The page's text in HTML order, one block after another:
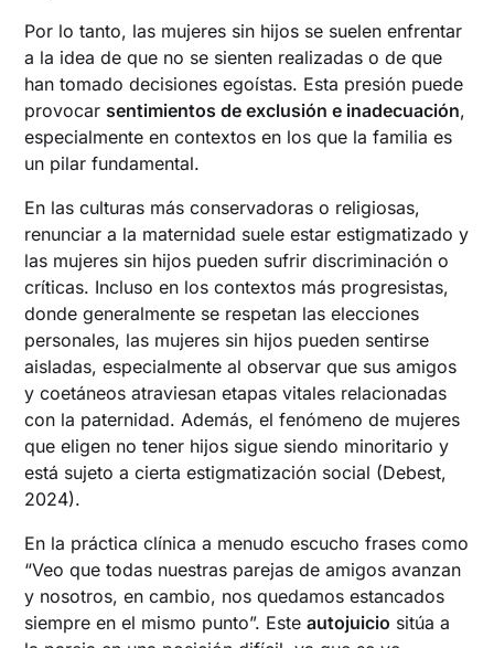
Por lo tanto, las mujeres sin hijos se suelen enfrentar
a la idea de que no se sienten realizadas o de que
han tomado decisiones egoístas. Esta presión puede
provocar sentimientos de exclusión e inadecuación,
especialmente en contextos en los que la familia es
un pilar fundamental.
En las culturas más conservadoras o religiosas,
renunciar a la maternidad suele estar estigmatizado y
las mujeres sin hijos pueden sufrir discriminación o
críticas. Incluso en los contextos más progresistas,
donde generalmente se respetan las elecciones
personales, las mujeres sin hijos pueden sentirse
aisladas, especialmente al observar que sus amigos
y coetáneos atraviesan etapas vitales relacionadas
con la paternidad. Además, el fenómeno de mujeres
que eligen no tener hijos sigue siendo minoritario y
está sujeto a cierta estigmatización social (Debest,
2024).
En la práctica clínica a menudo escucho frases como
“Veo que todas nuestras parejas de amigos avanzan
y nosotros, en cambio, nos quedamos estancados
siempre en el mismo punto”. Esteautojuicio sitúa a